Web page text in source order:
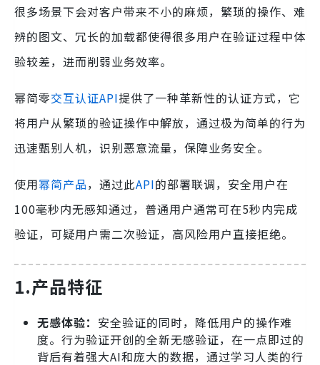
很多场景下会对客户带来不小的麻烦，繁琐的操作、难
辨的图文、冗长的加载都使得很多用户在验证过程中体
验较差，进而削弱业务效率。
幂简零交互认证API提供了一种革新性的认证方式，它
将用户从繁琐的验证操作中解放，通过极为简单的行为
迅速甄别人机，识别恶意流量，保障业务安全。
使用幂简产品，通过此API的部署联调，安全用户在
100毫秒内无感知通过，普通用户通常可在5秒内完成
验证，可疑用户需二次验证，高风险用户直接拒绝。
1.产品特征
无感体验： 安全验证的同时，降低用户的操作难
度。行为验证开创的全新无感验证，在一点即过的
背后有着强大AI和庞大的数据，通过学习人类的行